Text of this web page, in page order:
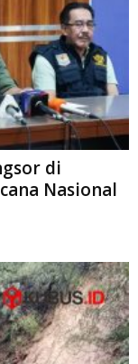
di
Nasional